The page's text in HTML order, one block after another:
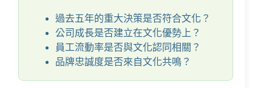
過去五年的重大決策是否符合文化？
公司成長是否建立在文化優勢上？
員工流動率是否與文化認同相關？
品牌忠誠度是否來自文化共鳴？